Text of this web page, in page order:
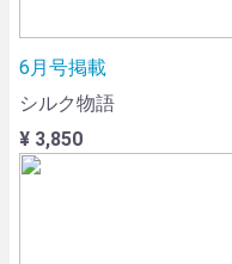
6月号掲載
シルク物語
¥ 3,850